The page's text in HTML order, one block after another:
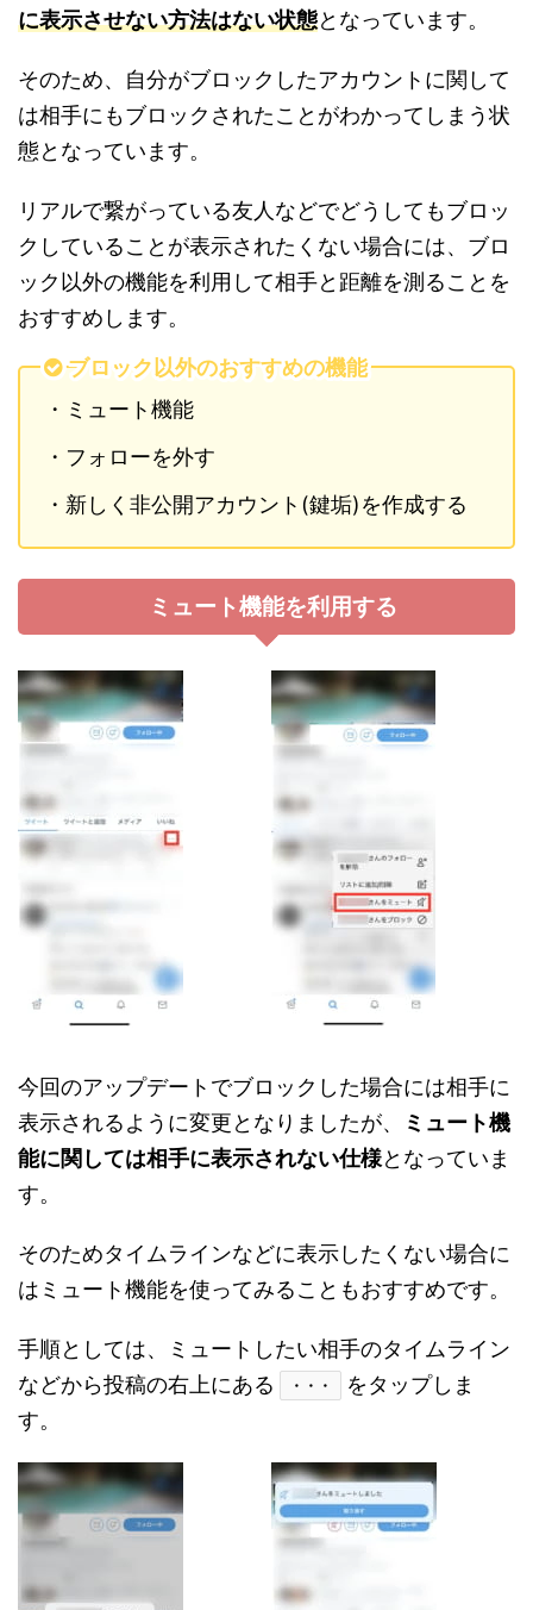
に表示させない方法はない状態となっています。
そのため、自分がブロックしたアカウントに関して
は相手にもブロックされたことがわかってしまう状
態となっています。
リアルで繋がっている友人などでどうしてもブロッ
クしていることが表示されたくない場合には、ブロ
ック以外の機能を利用して相手と距離を測ることを
おすすめします。
ブロック以外のおすすめの機能
・ミュート機能
・フォローを外す
・新しく非公開アカウント(鍵垢)を作成する
ミュート機能を利用する
今回のアップデートでブロックした場合には相手に
表示されるように変更となりましたが、
ミュート機
能に関しては相手に表示されない仕様となっていま
す。
そのためタイムラインなどに表示したくない場合に
はミュート機能を使ってみることもおすすめです。
手順としては、ミュートしたい相手のタイムライン
などから投稿の右上にある
・・・
をタップしま
す。